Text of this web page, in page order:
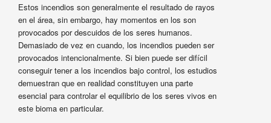
Estos incendios son generalmente el resultado de rayos
en el área, sin embargo, hay momentos en los son
provocados por descuidos de los seres humanos.
Demasiado de vez en cuando, los incendios pueden ser
provocados intencionalmente. Si bien puede ser difícil
conseguir tener a los incendios bajo control, los estudios
demuestran que en realidad constituyen una parte
esencial para controlar el equilibrio de los seres vivos en
este bioma en particular.